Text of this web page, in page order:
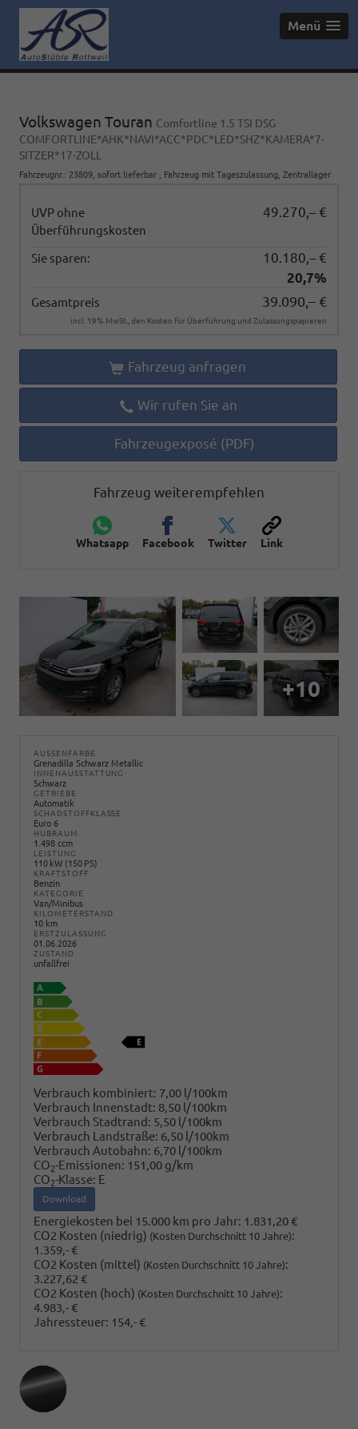
Menü
Volkswagen Touran Comfortline 1.5 TSI DSG
COMFORTLINE*AHK*NAVI*ACC*PDC*LED*SHZ*KAMERA*7-
SITZER*17-ZOLL
Fahrzeugnr. : 23809 sofort lieferbar Fahrzeug mit Tageszulassung , Zentrallager
UVP ohne
Überführungskosten
49.270,– €
Sie sparen:
10.180,– €
20,7%
Gesamtpreis 39.090,– €
incl. 19% MwSt., den Kosten für Überführung und Zulassungspapieren
Fahrzeug anfragen
Wir rufen Sie an
Fahrzeugexposé (PDF)
Fahrzeug weiterempfehlen
Whatsapp Facebook Twitter Link
+10
AUSSENFARBE
Grenadilla Schwarz Metallic
INNENAUSSTATTUNG
Schwarz
GETRIEBE
Automatik
SCHADSTOFFKLASSE
Euro 6
HUBRAUM
1.498 ccm
LEISTUNG
110 kW (150 PS)
KRAFTSTOFF
Benzin
KATEGORIE
Van/Minibus
KILOMETERSTAND
10 km
ERSTZULASSUNG
01.06.2026
ZUSTAND
unfallfrei
Verbrauch kombiniert: 7,00 l/100km
Verbrauch Innenstadt: 8,50 l/100km
Verbrauch Stadtrand: 5,50 l/100km
Verbrauch Landstraße: 6,50 l/100km
Verbrauch Autobahn: 6,70 l/100km
CO2-Emissionen: 151,00 g/km
CO2-Klasse: E
Download
Energiekosten bei 15.000 km pro Jahr: 1.831,20 €
CO2 Kosten (niedrig) (Kosten Durchschnitt 10 Jahre):
1.359,- €
CO2 Kosten (mittel) (Kosten Durchschnitt 10 Jahre):
3.227,62 €
CO2 Kosten (hoch) (Kosten Durchschnitt 10 Jahre):
4.983,- €
Jahressteuer: 154,- €